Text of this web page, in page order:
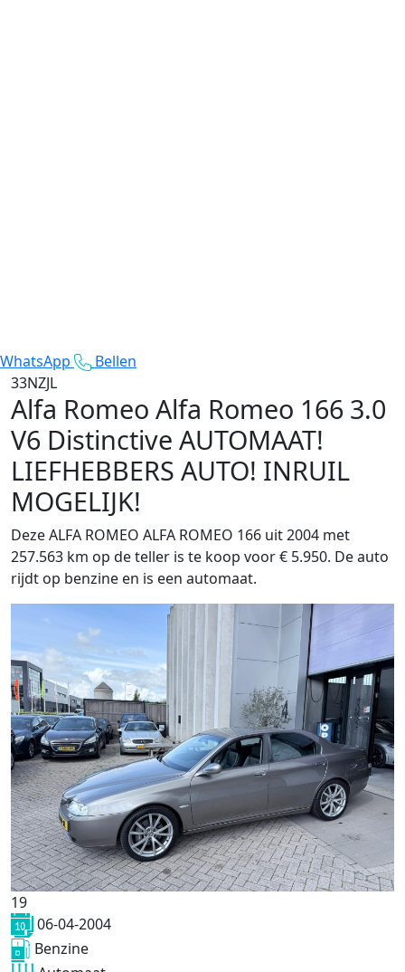
WhatsApp
Bellen
33NZJL
Alfa Romeo Alfa Romeo 166 3.0
V6 Distinctive AUTOMAAT!
LIEFHEBBERS AUTO! INRUIL
MOGELIJK!
Deze ALFA ROMEO ALFA ROMEO 166 uit 2004 met
257.563 km op de teller is te koop voor € 5.950. De auto
rijdt op benzine en is een automaat.
19
06-04-2004
Benzine